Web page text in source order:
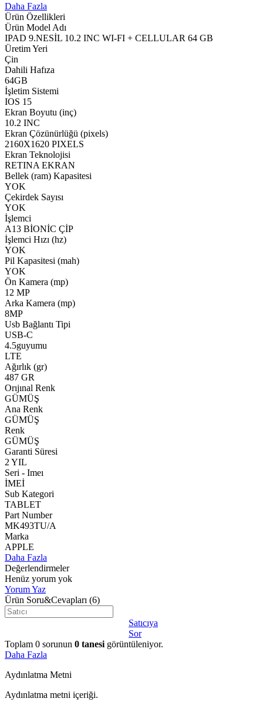
Daha Fazla
Ürün Özellikleri
Ürün Model Adı
IPAD 9.NESİL 10.2 INC WI-FI + CELLULAR 64 GB
Üretim Yeri
Çin
Dahili Hafıza
64GB
İşletim Sistemi
IOS 15
Ekran Boyutu (inç)
10.2 INC
Ekran Çözünürlüğü (pixels)
2160X1620 PIXELS
Ekran Teknolojisi
RETINA EKRAN
Bellek (ram) Kapasitesi
YOK
Çekirdek Sayısı
YOK
İşlemci
A13 BİONİC ÇİP
İşlemci Hızı (hz)
YOK
Pil Kapasitesi (mah)
YOK
Ön Kamera (mp)
12 MP
Arka Kamera (mp)
8MP
Usb Bağlantı Tipi
USB-C
4.5guyumu
LTE
Ağırlık (gr)
487 GR
Orıjınal Renk
GÜMÜŞ
Ana Renk
GÜMÜŞ
Renk
GÜMÜŞ
Garanti Süresi
2 YIL
Seri - Imeı
İMEİ
Sub Kategori
TABLET
Part Number
MK493TU/A
Marka
APPLE
Daha Fazla
Değerlendirmeler
Henüz yorum yok
Yorum Yaz
Ürün Soru&Cevapları (6)
Satıcıya
Sor
Toplam 0 sorunun 0 tanesi görüntüleniyor.
Daha Fazla
Aydınlatma Metni
Aydınlatma metni içeriği.